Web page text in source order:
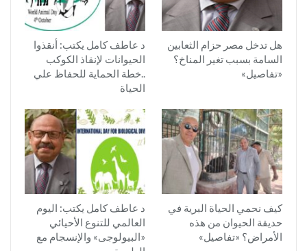
هل تدخل مصر حزام الثعابين
السامة بسبب تغير المناخ؟
«تفاصيل»
د عاطف كامل يكتب: أنقذوا
الحيوانات لإنقاذ الكوكب
..خطة الحماية للحفاظ علي
الحياة
كيف نحمي الحياة البرية في
حديقة الحيوان من هذه
الأمراض؟ «تفاصيل»
د عاطف كامل يكتب: اليوم
العالمي للتنوع الأحيائي
«البيولوجى» والإنسجام مع